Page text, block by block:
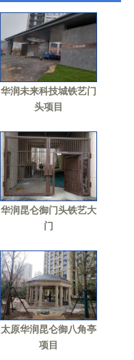
华润未来科技城铁艺门
头项目
华润昆仑御门头铁艺大
门
太原华润昆仑御八角亭
项目